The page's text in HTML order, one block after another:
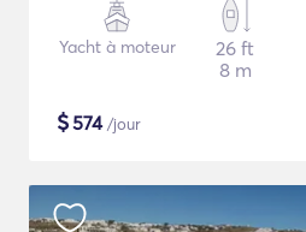
Yacht à moteur
26 ft
8 m
$574/jour